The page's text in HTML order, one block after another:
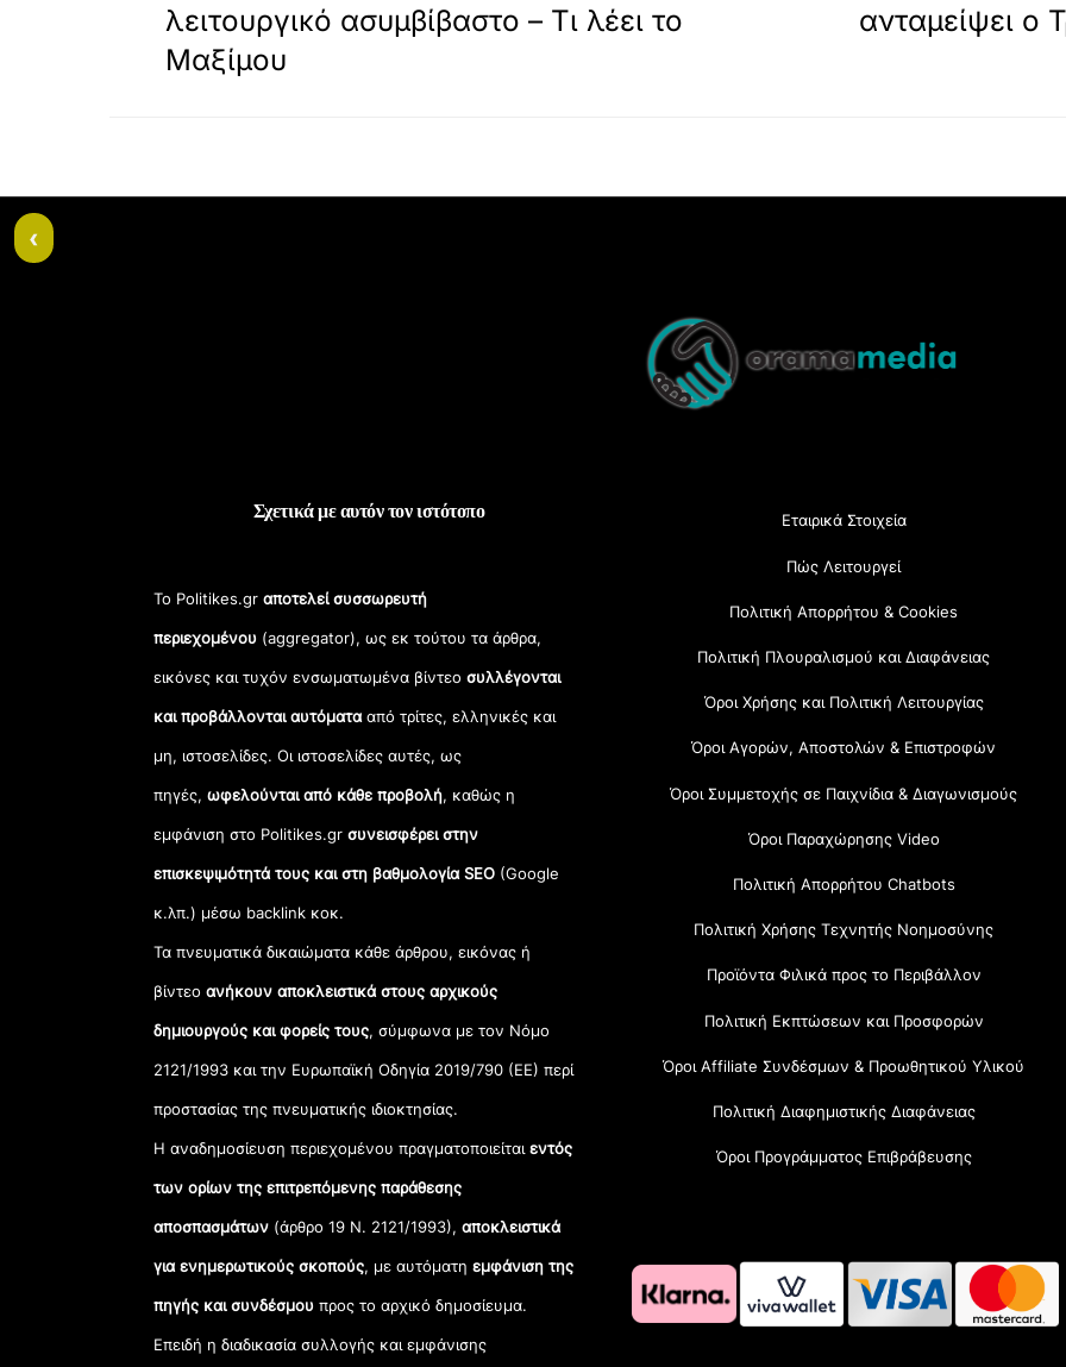
λειτουργικό ασυμβίβαστο – Τι λέει το
Μαξίμου
ανταμείψει ο
Top
Σχετικά με αυτόν τον ιστότοπο
Το Politikes.grαποτελεί συσσωρευτή
περιεχομένου (aggregator), ως εκ τούτου τα άρθρα,
εικόνες και τυχόν ενσωματωμένα βίντεοσυλλέγονται
και προβάλλονται αυτόματααπό τρίτες, ελληνικές και
μη, ιστοσελίδες. Οι ιστοσελίδες αυτές, ως
πηγές,ωφελούνται από κάθε προβολή, καθώς η
εμφάνιση στο Politikes.gr συνεισφέρει στην
επισκεψιμότητά τους και στη βαθμολογία SEO (Google
κ.λπ.) μέσω backlink κοκ.
Τα πνευματικά δικαιώματα κάθε άρθρου, εικόνας ή
βίντεοανήκουν αποκλειστικά στους αρχικούς
δημιουργούς και φορείς τους, σύμφωνα με τον Νόμο
2121/1993 και την Ευρωπαϊκή Οδηγία 2019/790 (ΕΕ) περί
προστασίας της πνευματικής ιδιοκτησίας.
Η αναδημοσίευση περιεχομένου πραγματοποιείταιεντός
των ορίων της επιτρεπόμενης παράθεσης
αποσπασμάτων (άρθρο 19 Ν. 2121/1993), αποκλειστικά
για ενημερωτικούς σκοπούς, με αυτόματηεμφάνιση της
πηγής και συνδέσμου προς το αρχικό δημοσίευμα.
Επειδή η διαδικασία συλλογής και εμφάνισης
Εταιρικά Στοιχεία
Πώς Λειτουργεί
Πολιτική Απορρήτου & Cookies
Πολιτική Πλουραλισμού και Διαφάνειας
Όροι Χρήσης και Πολιτική Λειτουργίας
Όροι Αγορών, Αποστολών & Επιστροφών
Όροι Συμμετοχής σε Παιχνίδια & Διαγωνισμούς
Όροι Παραχώρησης Video
Πολιτική Απορρήτου Chatbots
Πολιτική Χρήσης Τεχνητής Νοημοσύνης
Προϊόντα Φιλικά προς το Περιβάλλον
Πολιτική Εκπτώσεων και Προσφορών
Όροι Affiliate Συνδέσμων & Προωθητικού Υλικού
Πολιτική Διαφημιστικής Διαφάνειας
Όροι Προγράμματος Επιβράβευσης
‹